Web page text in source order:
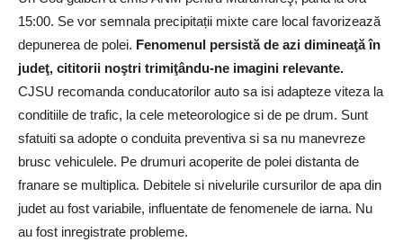
15:00. Se vor semnala precipitații mixte care local favorizează
depunerea de polei. Fenomenul persistă de azi dimineaţă în
judeţ, cititorii noştri trimiţându-ne imagini relevante.
CJSU recomanda conducatorilor auto sa isi adapteze viteza la
conditiile de trafic, la cele meteorologice si de pe drum. Sunt
sfatuiti sa adopte o conduita preventiva si sa nu manevreze
brusc vehiculele. Pe drumuri acoperite de polei distanta de
franare se multiplica. Debitele si nivelurile cursurilor de apa din
judet au fost variabile, influentate de fenomenele de iarna. Nu
au fost inregistrate probleme.